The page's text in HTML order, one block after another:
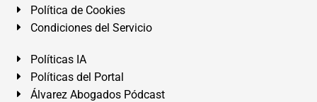
Política de Cookies
Condiciones del Servicio
Políticas IA
Políticas del Portal
Álvarez Abogados Pódcast